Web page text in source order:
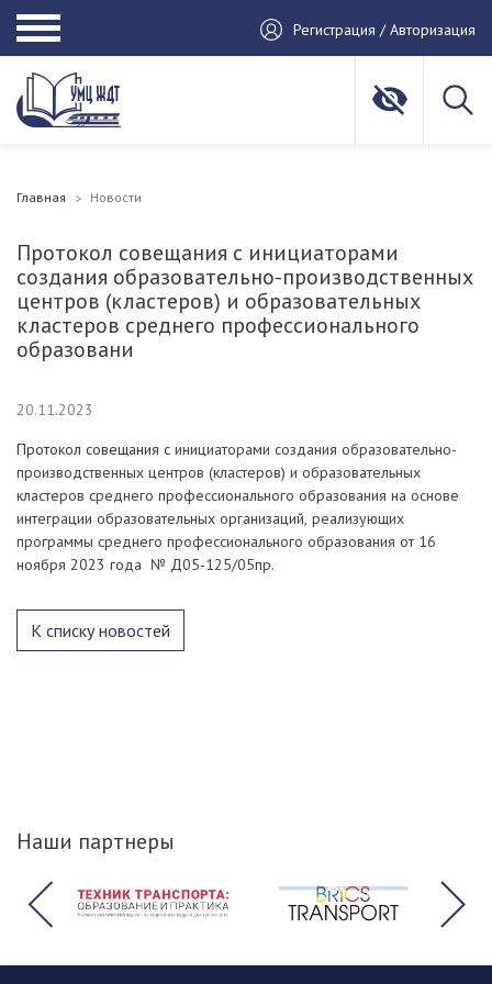
Регистрация / Авторизация
Главная Новости
Протокол совещания с инициаторами
создания образовательно-производственных
центров (кластеров) и образовательных
кластеров среднего профессионального
образовани
20.11.2023
Протокол совещания с инициаторами создания образовательно-
производственных центров (кластеров) и образовательных
кластеров среднего профессионального образования на основе
интеграции образовательных организаций, реализующих
программы среднего профессионального образования от 16
ноября 2023 года № Д05-125/05пр.
К списку новостей
Наши партнеры